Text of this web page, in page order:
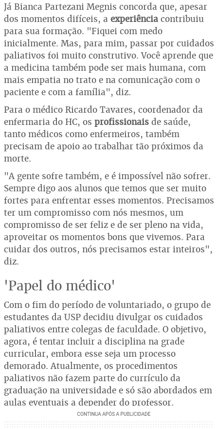
Já Bianca Partezani Megnis concorda que, apesar
dos momentos difíceis, a experiência contribuiu
para sua formação. "Fiquei com medo
inicialmente. Mas, para mim, passar por cuidados
paliativos foi muito construtivo. Você aprende que
a medicina também pode ser mais humana, com
mais empatia no trato e na comunicação com o
paciente e com a família", diz.
Para o médico Ricardo Tavares, coordenador da
enfermaria do HC, os profissionais de saúde,
tanto médicos como enfermeiros, também
precisam de apoio ao trabalhar tão próximos da
morte.
"A gente sofre também, e é impossível não sofrer.
Sempre digo aos alunos que temos que ser muito
fortes para enfrentar esses momentos. Precisamos
ter um compromisso com nós mesmos, um
compromisso de ser feliz e de ser pleno na vida,
aproveitar os momentos bons que vivemos. Para
cuidar dos outros, nós precisamos estar inteiros",
diz.
'Papel do médico'
Com o fim do período de voluntariado, o grupo de
estudantes da USP decidiu divulgar os cuidados
paliativos entre colegas de faculdade. O objetivo,
agora, é tentar incluir a disciplina na grade
curricular, embora esse seja um processo
demorado. Atualmente, os procedimentos
paliativos não fazem parte do currículo da
graduação na universidade e só são abordados em
aulas eventuais a depender do professor.